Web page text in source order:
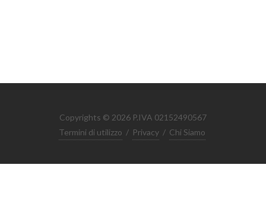
Copyrights © 2026 P.IVA 02152490567
Termini di utilizzo / Privacy / Chi Siamo